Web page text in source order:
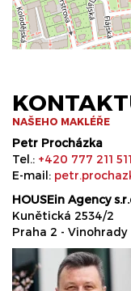
NAŠEHO MAKLÉŘE
Petr Procházka
Tel.: +420 777 211 511
E-mail:
HOUSEin Agency
Kunětická 2534/2
Praha 2 - Vinohrady